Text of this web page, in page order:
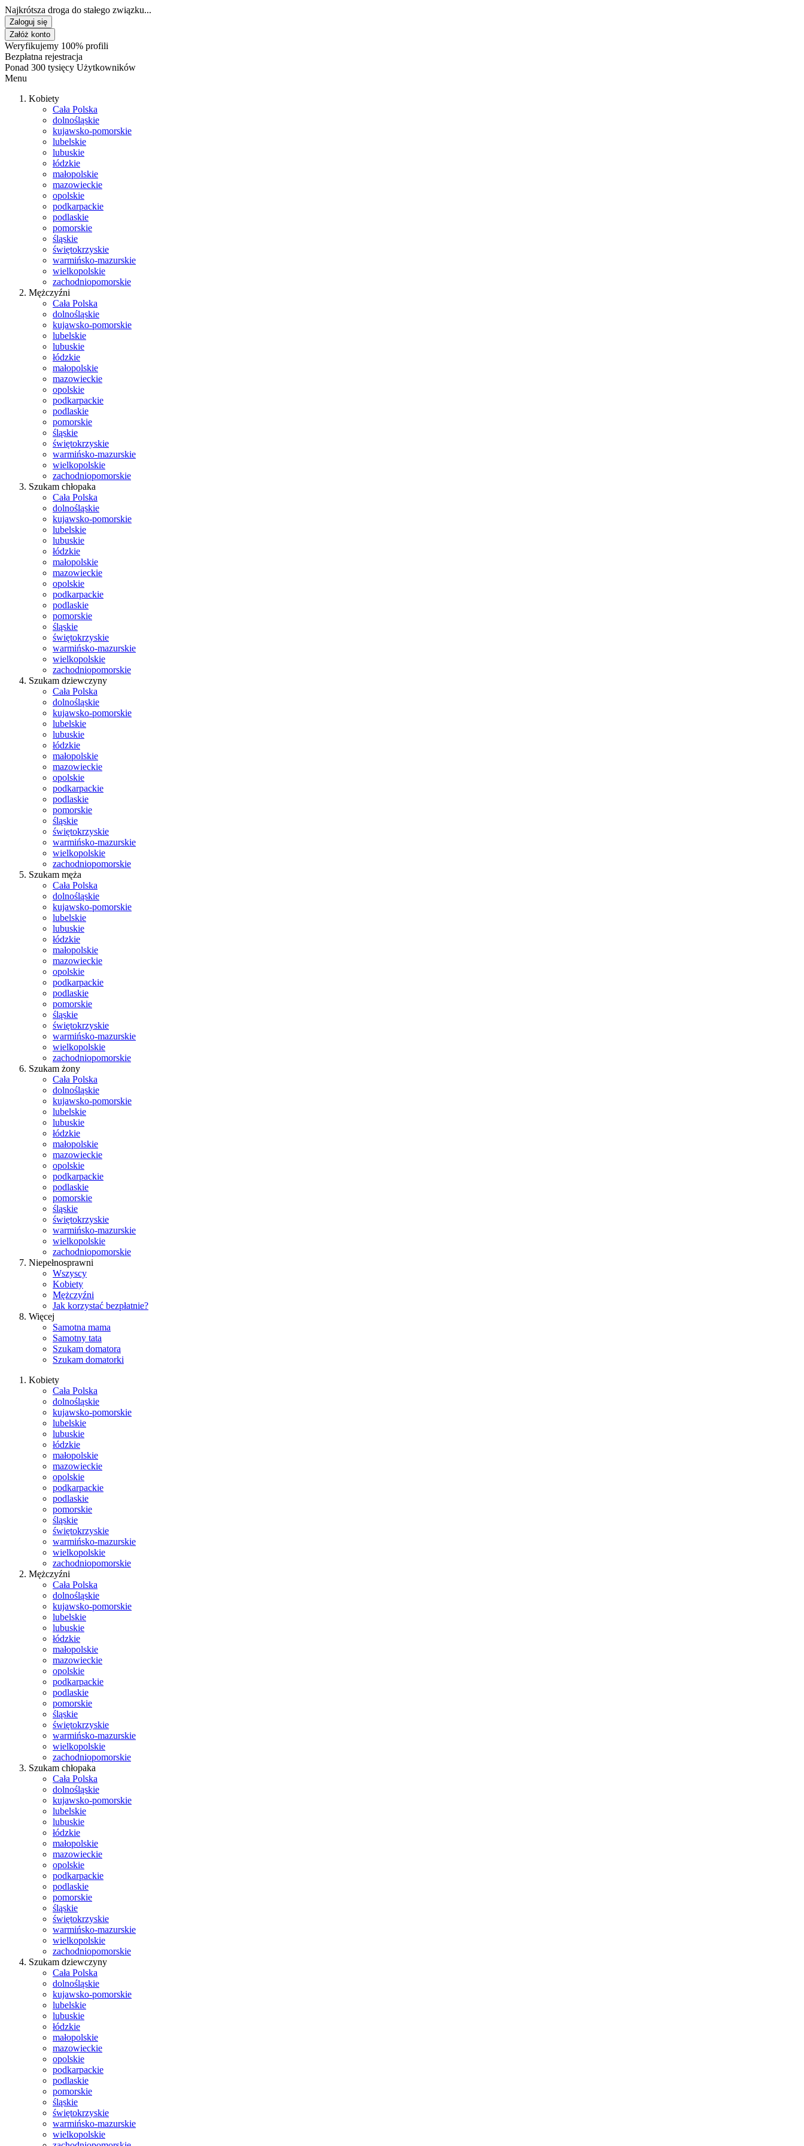
Najkrótsza droga do stałego związku...
Zaloguj się
Załóż konto
Weryfikujemy 100% profili
Bezpłatna rejestracja
Ponad 300 tysięcy Użytkowników
Menu
Kobiety
Cała Polska
dolnośląskie
kujawsko-pomorskie
lubelskie
lubuskie
łódzkie
małopolskie
mazowieckie
opolskie
podkarpackie
podlaskie
pomorskie
śląskie
świętokrzyskie
warmińsko-mazurskie
wielkopolskie
zachodniopomorskie
Mężczyźni
Cała Polska
dolnośląskie
kujawsko-pomorskie
lubelskie
lubuskie
łódzkie
małopolskie
mazowieckie
opolskie
podkarpackie
podlaskie
pomorskie
śląskie
świętokrzyskie
warmińsko-mazurskie
wielkopolskie
zachodniopomorskie
Szukam chłopaka
Cała Polska
dolnośląskie
kujawsko-pomorskie
lubelskie
lubuskie
łódzkie
małopolskie
mazowieckie
opolskie
podkarpackie
podlaskie
pomorskie
śląskie
świętokrzyskie
warmińsko-mazurskie
wielkopolskie
zachodniopomorskie
Szukam dziewczyny
Cała Polska
dolnośląskie
kujawsko-pomorskie
lubelskie
lubuskie
łódzkie
małopolskie
mazowieckie
opolskie
podkarpackie
podlaskie
pomorskie
śląskie
świętokrzyskie
warmińsko-mazurskie
wielkopolskie
zachodniopomorskie
Szukam męża
Cała Polska
dolnośląskie
kujawsko-pomorskie
lubelskie
lubuskie
łódzkie
małopolskie
mazowieckie
opolskie
podkarpackie
podlaskie
pomorskie
śląskie
świętokrzyskie
warmińsko-mazurskie
wielkopolskie
zachodniopomorskie
Szukam żony
Cała Polska
dolnośląskie
kujawsko-pomorskie
lubelskie
lubuskie
łódzkie
małopolskie
mazowieckie
opolskie
podkarpackie
podlaskie
pomorskie
śląskie
świętokrzyskie
warmińsko-mazurskie
wielkopolskie
zachodniopomorskie
Niepełnosprawni
Wszyscy
Kobiety
Mężczyźni
Jak korzystać bezpłatnie?
Więcej
Samotna mama
Samotny tata
Szukam domatora
Szukam domatorki
Kobiety
Cała Polska
dolnośląskie
kujawsko-pomorskie
lubelskie
lubuskie
łódzkie
małopolskie
mazowieckie
opolskie
podkarpackie
podlaskie
pomorskie
śląskie
świętokrzyskie
warmińsko-mazurskie
wielkopolskie
zachodniopomorskie
Mężczyźni
Cała Polska
dolnośląskie
kujawsko-pomorskie
lubelskie
lubuskie
łódzkie
małopolskie
mazowieckie
opolskie
podkarpackie
podlaskie
pomorskie
śląskie
świętokrzyskie
warmińsko-mazurskie
wielkopolskie
zachodniopomorskie
Szukam chłopaka
Cała Polska
dolnośląskie
kujawsko-pomorskie
lubelskie
lubuskie
łódzkie
małopolskie
mazowieckie
opolskie
podkarpackie
podlaskie
pomorskie
śląskie
świętokrzyskie
warmińsko-mazurskie
wielkopolskie
zachodniopomorskie
Szukam dziewczyny
Cała Polska
dolnośląskie
kujawsko-pomorskie
lubelskie
lubuskie
łódzkie
małopolskie
mazowieckie
opolskie
podkarpackie
podlaskie
pomorskie
śląskie
świętokrzyskie
warmińsko-mazurskie
wielkopolskie